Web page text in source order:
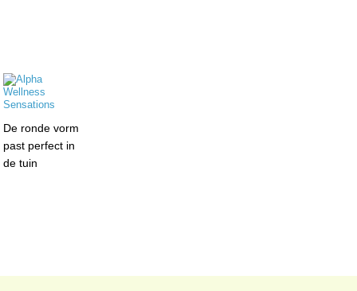
De ronde vorm
past perfect in
de tuin